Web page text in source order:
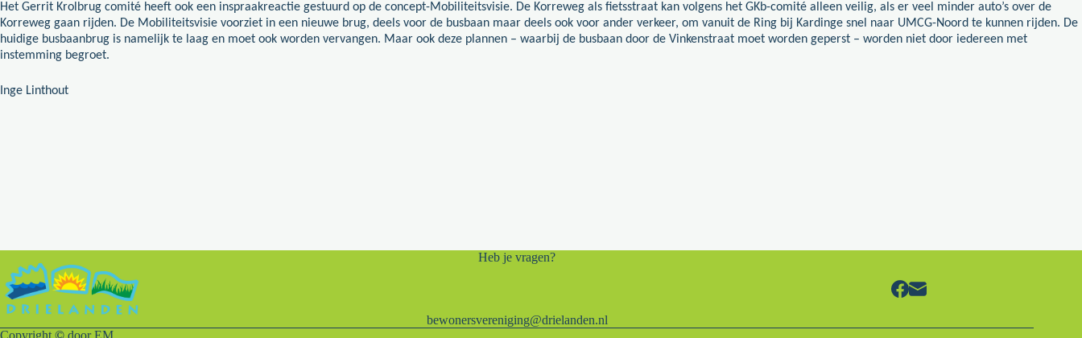
Het Gerrit Krolbrug comité heeft ook een inspraakreactie gestuurd op de concept-Mobiliteitsvisie. De Korreweg als fietsstraat kan volgens het GKb-comité alleen veilig, als er veel minder auto’s over de
Korreweg gaan rijden. De Mobiliteitsvisie voorziet in een nieuwe brug, deels voor de busbaan maar deels ook voor ander verkeer, om vanuit de Ring bij Kardinge snel naar UMCG-Noord te kunnen rijden. De
huidige busbaanbrug is namelijk te laag en moet ook worden vervangen. Maar ook deze plannen – waarbij de busbaan door de Vinkenstraat moet worden geperst – worden niet door iedereen met
instemming begroet.
Inge Linthout
Heb je vragen?
bewonersvereniging@drielanden.nl
Copyright © door EM